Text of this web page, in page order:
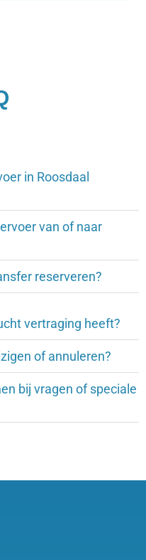
in Roosdaal
van of naar
reserveren?
vertraging heeft?
of annuleren?
bij vragen of speciale